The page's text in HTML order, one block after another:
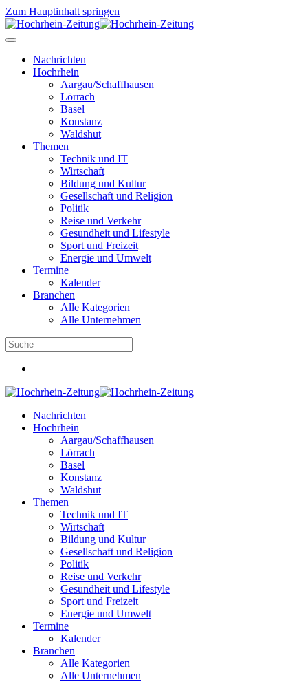
Zum Hauptinhalt springen
Nachrichten
Hochrhein
Aargau/Schaffhausen
Lörrach
Basel
Konstanz
Waldshut
Themen
Technik und IT
Wirtschaft
Bildung und Kultur
Gesellschaft und Religion
Politik
Reise und Verkehr
Gesundheit und Lifestyle
Sport und Freizeit
Energie und Umwelt
Termine
Kalender
Branchen
Alle Kategorien
Alle Unternehmen
Nachrichten
Hochrhein
Aargau/Schaffhausen
Lörrach
Basel
Konstanz
Waldshut
Themen
Technik und IT
Wirtschaft
Bildung und Kultur
Gesellschaft und Religion
Politik
Reise und Verkehr
Gesundheit und Lifestyle
Sport und Freizeit
Energie und Umwelt
Termine
Kalender
Branchen
Alle Kategorien
Alle Unternehmen